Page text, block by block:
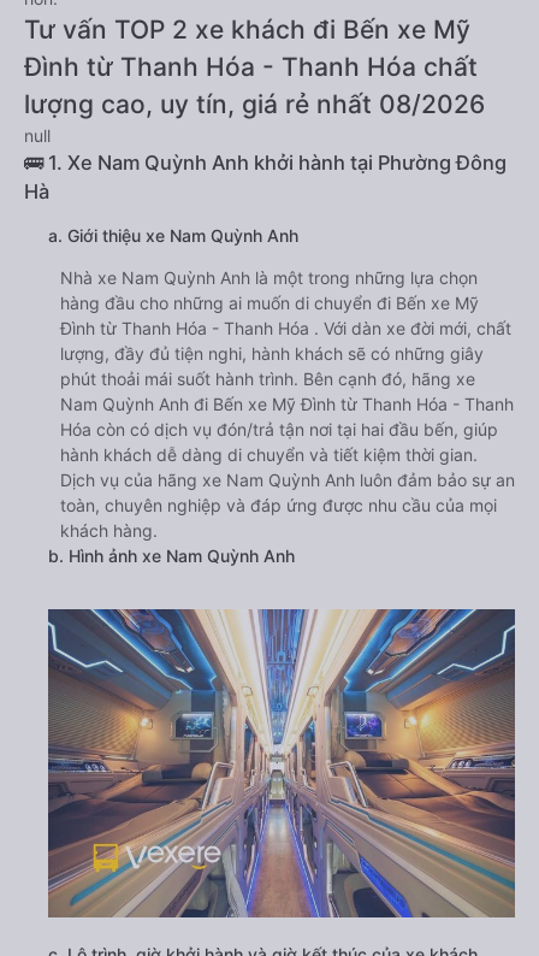
Tư vấn TOP 2 xe khách đi Bến xe Mỹ
Đình từ Thanh Hóa - Thanh Hóa chất
lượng cao, uy tín, giá rẻ nhất 08/2026
null
🚌 1. Xe Nam Quỳnh Anh khởi hành tại Phường Đông
Hà
a. Giới thiệu xe Nam Quỳnh Anh
Nhà xe Nam Quỳnh Anh là một trong những lựa chọn
hàng đầu cho những ai muốn di chuyển đi Bến xe Mỹ
Đình từ Thanh Hóa - Thanh Hóa . Với dàn xe đời mới, chất
lượng, đầy đủ tiện nghi, hành khách sẽ có những giây
phút thoải mái suốt hành trình. Bên cạnh đó, hãng xe
Nam Quỳnh Anh đi Bến xe Mỹ Đình từ Thanh Hóa - Thanh
Hóa còn có dịch vụ đón/trả tận nơi tại hai đầu bến, giúp
hành khách dễ dàng di chuyển và tiết kiệm thời gian.
Dịch vụ của hãng xe Nam Quỳnh Anh luôn đảm bảo sự an
toàn, chuyên nghiệp và đáp ứng được nhu cầu của mọi
khách hàng.
b. Hình ảnh xe Nam Quỳnh Anh